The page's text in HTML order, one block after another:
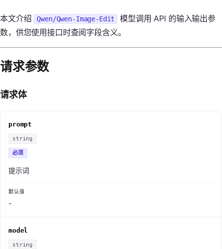
本文介绍 Qwen/Qwen-Image-Edit
模型调用 API 的输入输出参
数，供您使用接口时查阅字段含义。
请求参数
请求体
prompt
string
必须
-
提示词
model
string